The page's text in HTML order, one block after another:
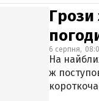
Грози
6 серпня,
На
ж